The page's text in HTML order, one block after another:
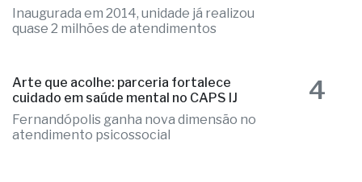
Inaugurada em 2014, unidade já realizou
quase 2 milhões de atendimentos
Arte que acolhe: parceria fortalece
cuidado em saúde mental no CAPS IJ
Fernandópolis ganha nova dimensão no
atendimento psicossocial
4